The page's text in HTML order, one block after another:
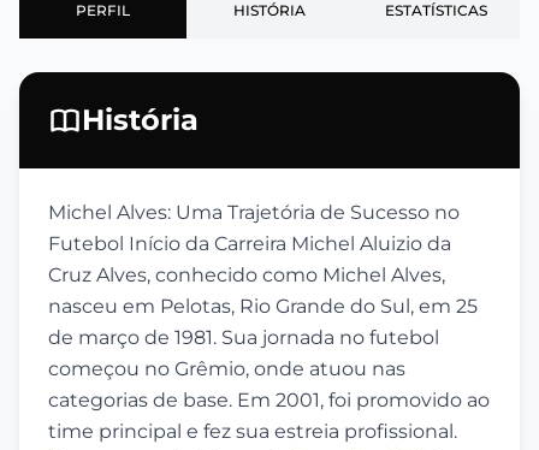
PERFIL HISTÓRIA ESTATÍSTICAS
História
Michel Alves: Uma Trajetória de Sucesso no
Futebol Início da Carreira Michel Aluizio da
Cruz Alves, conhecido como Michel Alves,
nasceu em Pelotas, Rio Grande do Sul, em 25
de março de 1981. Sua jornada no futebol
começou no Grêmio, onde atuou nas
categorias de base. Em 2001, foi promovido ao
time principal e fez sua estreia profissional.